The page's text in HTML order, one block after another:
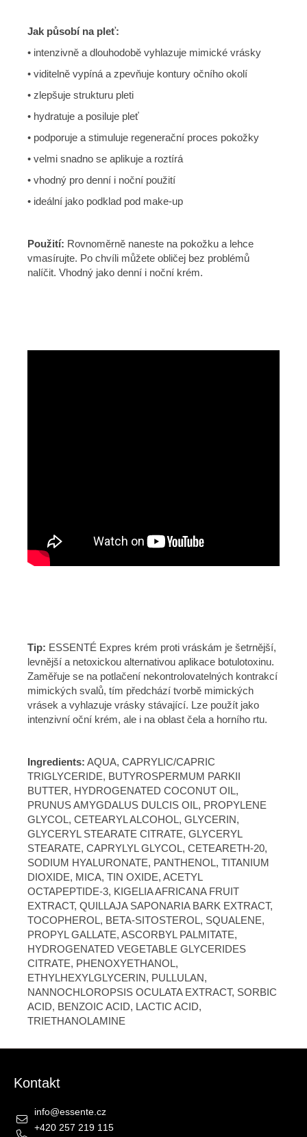
Jak působí na pleť:
• intenzivně a dlouhodobě vyhlazuje mimické vrásky
• viditelně vypíná a zpevňuje kontury očního okolí
• zlepšuje strukturu pleti
• hydratuje a posiluje pleť
• podporuje a stimuluje regenerační proces pokožky
• velmi snadno se aplikuje a roztírá
• vhodný pro denní i noční použití
• ideální jako podklad pod make-up
Použití: Rovnoměrně naneste na pokožku a lehce
vmasírujte. Po chvíli můžete obličej bez problémů
nalíčit. Vhodný jako denní i noční krém.
Tip: ESSENTÉ Expres krém proti vráskám je šetrnější,
levnější a netoxickou alternativou aplikace botulotoxinu.
Zaměřuje se na potlačení nekontrolovatelných kontrakcí
mimických svalů, tím předchází tvorbě mimických
vrásek a vyhlazuje vrásky stávající. Lze použít jako
intenzivní oční krém, ale i na oblast čela a horního rtu.
Ingredients: AQUA, CAPRYLIC/CAPRIC
TRIGLYCERIDE, BUTYROSPERMUM PARKII
BUTTER, HYDROGENATED COCONUT OIL,
PRUNUS AMYGDALUS DULCIS OIL, PROPYLENE
GLYCOL, CETEARYL ALCOHOL, GLYCERIN,
GLYCERYL STEARATE CITRATE, GLYCERYL
STEARATE, CAPRYLYL GLYCOL, CETEARETH-20,
SODIUM HYALURONATE, PANTHENOL, TITANIUM
DIOXIDE, MICA, TIN OXIDE, ACETYL
OCTAPEPTIDE-3, KIGELIA AFRICANA FRUIT
EXTRACT, QUILLAJA SAPONARIA BARK EXTRACT,
TOCOPHEROL, BETA-SITOSTEROL, SQUALENE,
PROPYL GALLATE, ASCORBYL PALMITATE,
HYDROGENATED VEGETABLE GLYCERIDES
CITRATE, PHENOXYETHANOL,
ETHYLHEXYLGLYCERIN, PULLULAN,
NANNOCHLOROPSIS OCULATA EXTRACT, SORBIC
ACID, BENZOIC ACID, LACTIC ACID,
TRIETHANOLAMINE
Kontakt
info@essente.cz
+420 257 219 115